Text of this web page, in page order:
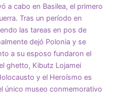
a cabo en Basilea, el primero
Tras un período en
las tareas en pos de
dejó Polonia y se
a su esposo fundaron el
ghetto, Kibutz Lojamei
y el Heroísmo es
único museo conmemorativo